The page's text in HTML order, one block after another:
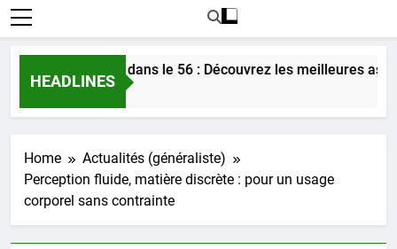
HEADLINES
l’amour dans le 56 : Découvrez les meilleures astuces
Home
Actualités (généraliste)
Perception fluide, matière discrète : pour un usage
corporel sans contrainte